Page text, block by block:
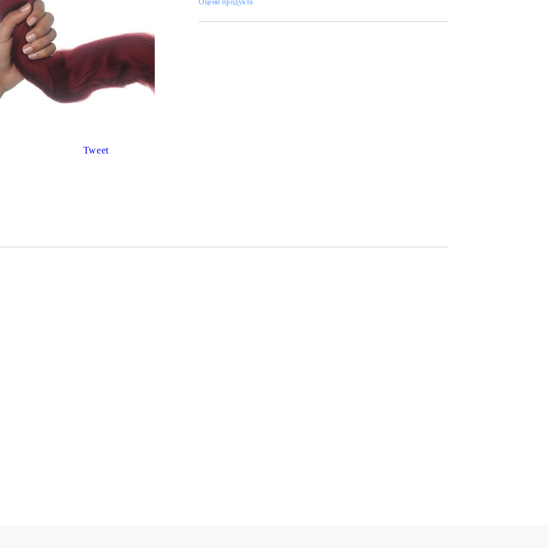
И ПЕЧАТИ ЗА
ХАРТИИ, ЗАГОТОВКИ ЗА
Креп, тишу, деко велпапе и др.
Tweet
Оцени продукта